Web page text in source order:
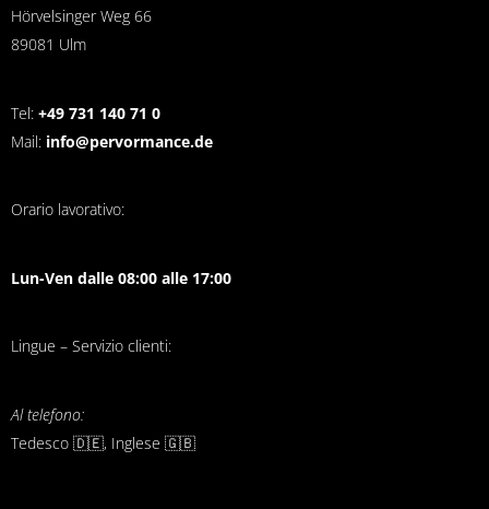
Hörvelsinger Weg 66
89081 Ulm
Tel: +49 731 140 71 0
Mail: info@pervormance.de
Orario lavorativo:
Lun-Ven dalle 08:00 alle 17:00
Lingue – Servizio clienti:
Al telefono:
Tedesco 🇩🇪, Inglese 🇬🇧